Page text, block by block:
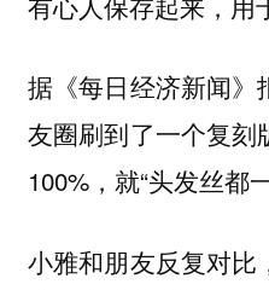
据《每日经济新闻》
友圈刷到了一个复刻
100%，就“头发丝都
小雅和朋友反复对